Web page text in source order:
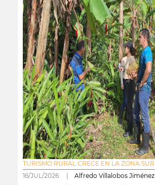
TURISMO RURAL CRECE EN LA ZONA SUR
16/JUL/2026 | Alfredo Villalobos Jiménez